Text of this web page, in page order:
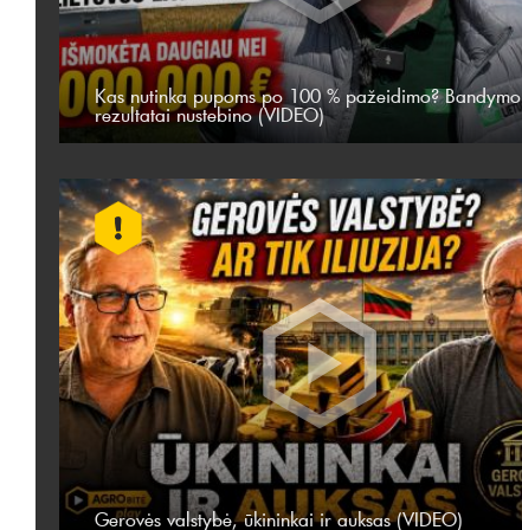
Kas nutinka pupoms po 100 % pažeidimo? Bandymo
rezultatai nustebino (VIDEO)
Gerovės valstybė, ūkininkai ir auksas (VIDEO)